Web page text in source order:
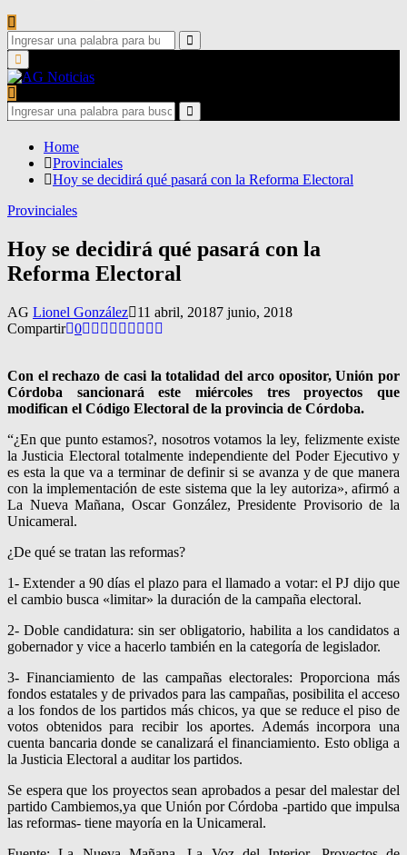
Search
for:
Search
Primary
Menu
Search
for:
Search
Home
Provinciales
Hoy se decidirá qué pasará con la Reforma Electoral
Provinciales
Hoy se decidirá qué pasará con la
Reforma Electoral
AG Lionel González 11 abril, 20187 junio, 2018
Compartir 0
Con el rechazo de casi la totalidad del arco opositor, Unión por
Córdoba sancionará este miércoles tres proyectos que
modifican el Código Electoral de la provincia de Córdoba.
“¿En que punto estamos?, nosotros votamos la ley, felizmente existe
la Justicia Electoral totalmente independiente del Poder Ejecutivo y
es esta la que va a terminar de definir si se avanza y de que manera
con la implementación de este sistema que la ley autoriza», afirmó a
La Nueva Mañana, Oscar González, Presidente Provisorio de la
Unicameral.
¿De qué se tratan las reformas?
1- Extender a 90 días el plazo para el llamado a votar: el PJ dijo que
el cambio busca «limitar» la duración de la campaña electoral.
2- Doble candidatura: sin ser obligatorio, habilita a los candidatos a
gobernador y vice a hacerlo también en la categoría de legislador.
3- Financiamiento de las campañas electorales: Proporciona más
fondos estatales y de privados para las campañas, posibilita el acceso
a los fondos de los partidos más chicos, ya que se reduce el piso de
votos obtenidos para recibir los aportes. Además incorpora una
cuenta bancaria donde se canalizará el financiamiento. Esto obliga a
la Justicia Electoral a auditar los partidos.
Se espera que los proyectos sean aprobados a pesar del malestar del
partido Cambiemos,ya que Unión por Córdoba -partido que impulsa
las reformas- tiene mayoría en la Unicameral.